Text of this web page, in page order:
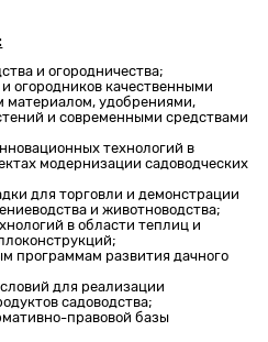
и огородничества;
огородников качественными
материалом, удобрениями,
и современными средствами
технологий в
модернизации садоводческих
для торговли и демонстрации
и животноводства;
в области теплиц и
программам развития дачного
для реализации
садоводства;
правовой базы